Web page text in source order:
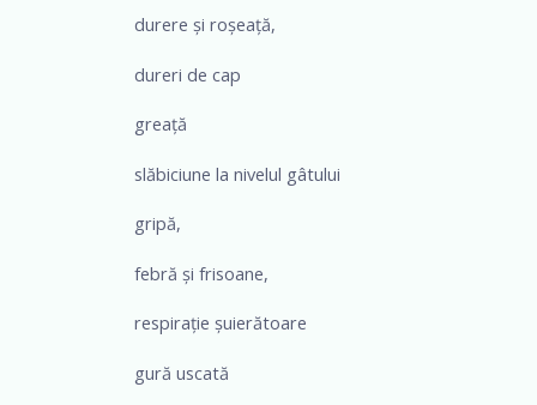
durere și roșeață,
dureri de cap
greață
slăbiciune la nivelul gâtului
gripă,
febră și frisoane,
respirație șuierătoare
gură uscată